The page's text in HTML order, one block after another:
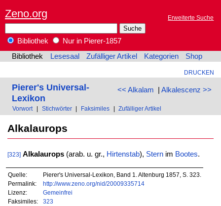
Zeno.org Erweiterte Suche
Bibliothek
Nur in Pierer-1857
Bibliothek
Lesesaal Zufälliger Artikel Kategorien Shop
DRUCKEN
<< Alkalam | Alkalescenz >>
Pierer's Universal-
Lexikon
Vorwort Stichwörter Faksimiles Zufälliger Artikel
Alkalaurops
[323] Alkalaurops(arab. u. gr., Hirtenstab), Sternim Bootes.
Quelle:
Pierer's Universal-Lexikon, Band 1. Altenburg 1857, S. 323.
Permalink:
http://www.zeno.org/nid/20009335714
Lizenz:
Gemeinfrei
Faksimiles:
323